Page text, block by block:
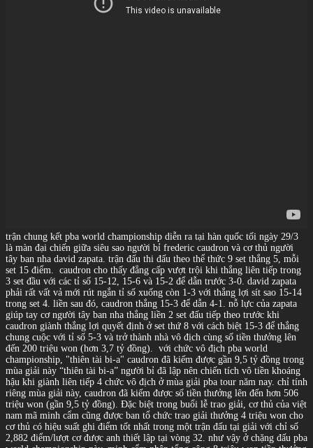
trận chung kết pba world championship diễn ra tại hàn quốc tối ngày 29/3
là màn đại chiến giữa siêu sao người bỉ frederic caudron và cơ thủ người
tây ban nha david zapata. trận đấu thi đấu theo thể thức 9 set thắng 5, mỗi
set 15 điểm.
caudron cho thấy đẳng cấp vượt trội khi thắng liên tiếp trong
3 set đầu với các tỉ số 15-12, 15-6 và 15-2 để dẫn trước 3-0. david zapata
phải rất vất vả mới rút ngắn tỉ số xuống còn 1-3 với thắng lợi sít sao 15-14
trong set 4. liền sau đó, caudron thắng 15-3 để dẫn 4-1. nỗ lực của zapata
giúp tay cơ người tây ban nha thắng liền 2 set đấu tiếp theo trước khi
caudron giành thắng lợi quyết định ở set thứ 8 với cách biệt 15-3 để thắng
chung cuộc với tỉ số 5-3 và trở thành nhà vô địch cùng số tiền thưởng lên
đến 200 triệu won (hơn 3,7 tỷ đồng).
với chức vô địch pba world
championship, "thiên tài bi-a" caudron đã kiếm được gần 9,5 tỷ đồng trong
mùa giải này “thiên tài bi-a” người bỉ đã lập nên chiến tích vô tiền khoáng
hậu khi giành liên tiếp 4 chức vô địch ở mùa giải pba tour năm nay. chỉ tính
riêng mùa giải này, caudron đã kiếm được số tiền thưởng lên đến hơn 506
triệu won (gần 9,5 tỷ đồng). Đặc biệt trong buổi lễ trao giải, cơ thủ của việt
nam mã minh cẩm cũng được ban tổ chức trao giải thưởng 4 triệu won cho
cơ thủ có hiệu suất ghi điểm tốt nhất trong một trận đấu tại giải với chỉ số
2,882 điểm/lượt cơ được anh thiết lập tại vòng 32. như vậy ở chặng đấu pba